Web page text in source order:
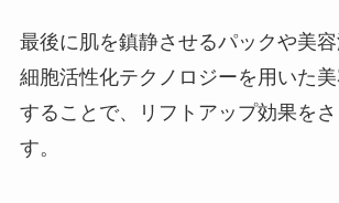
最後に肌を鎮静させるパックや美容
細胞活性化テクノロジーを用いた
することで、リフトアップ効果を
す。